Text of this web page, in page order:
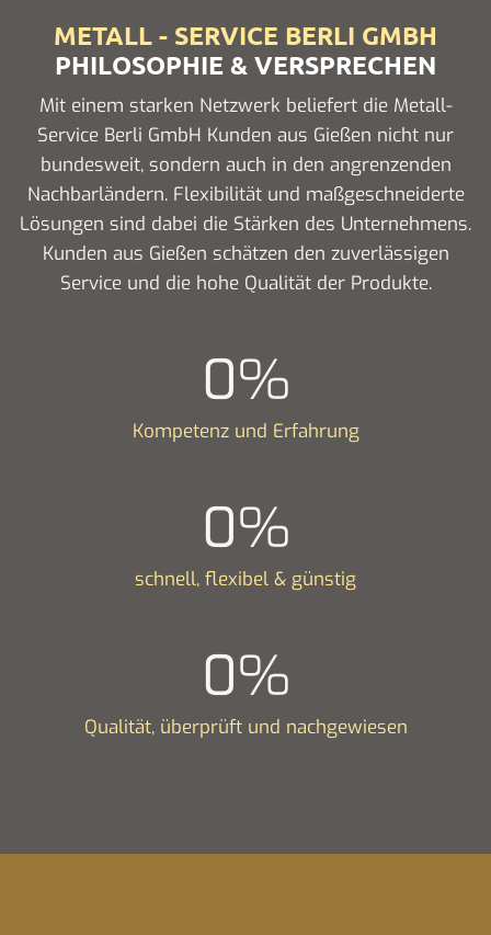
METALL - SERVICE BERLI GMBH
PHILOSOPHIE & VERSPRECHEN
Mit einem starken Netzwerk beliefert die Metall-
Service Berli GmbH Kunden aus Gießen nicht nur
bundesweit, sondern auch in den angrenzenden
Nachbarländern. Flexibilität und maßgeschneiderte
Lösungen sind dabei die Stärken des Unternehmens.
Kunden aus Gießen schätzen den zuverlässigen
Service und die hohe Qualität der Produkte.
0%
Kompetenz und Erfahrung
0%
schnell, flexibel & günstig
0%
Qualität, überprüft und nachgewiesen